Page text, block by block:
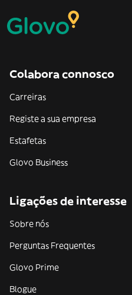
Colabora connosco
Carreiras
Registe a sua empresa
Estafetas
Glovo Business
Ligações de interesse
Sobre nós
Perguntas Frequentes
Glovo Prime
Blogue